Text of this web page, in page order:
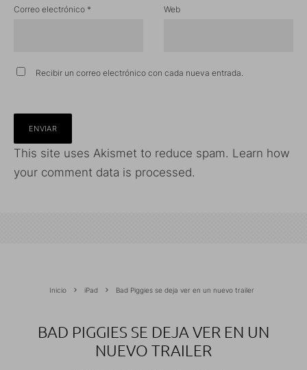
Correo electrónico * Web
Recibir un correo electrónico con cada nueva entrada.
This site uses Akismet to reduce spam. Learn how
your comment data is processed.
Inicio iPad Bad Piggies se deja ver en un nuevo trailer
BAD PIGGIES SE DEJA VER EN UN
NUEVO TRAILER